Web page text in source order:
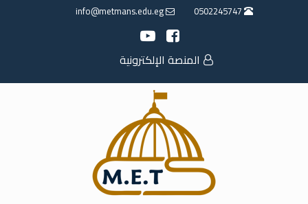
المنصة الإلكترونية